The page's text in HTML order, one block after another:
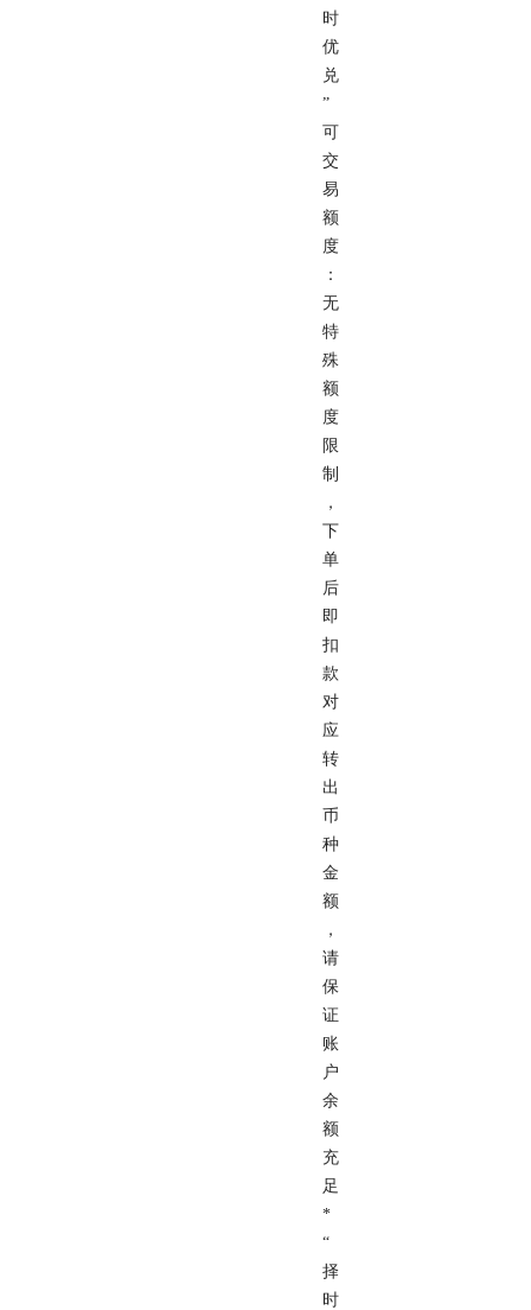
时
优
兑
”
可
交
易
额
度
：
无
特
殊
额
度
限
制
，
下
单
后
即
扣
款
对
应
转
出
币
种
金
额
，
请
保
证
账
户
余
额
充
足
*
“
择
时